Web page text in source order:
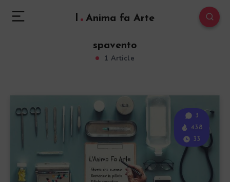
l Anima fa Arte
spavento
1 Article
3
438
33